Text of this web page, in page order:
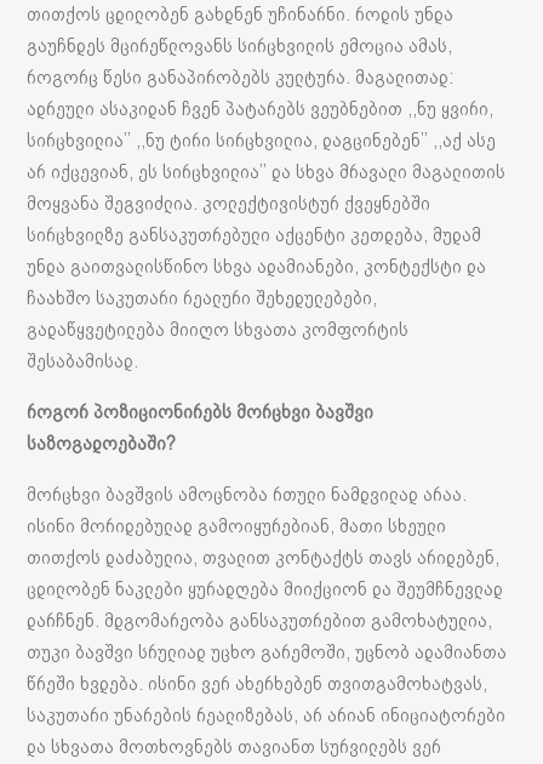
თითქოს ცდილობენ გახდნენ უჩინარნი. როდის უნდა
გაუჩნდეს მცირეწლოვანს სირცხვილის ემოცია ამას,
როგორც წესი განაპირობებს კულტურა. მაგალითად:
ადრეული ასაკიდან ჩვენ პატარებს ვეუბნებით ,,ნუ ყვირი,
სირცხვილია’’ ,,ნუ ტირი სირცხვილია, დაგცინებენ’’ ,,აქ ასე
არ იქცევიან, ეს სირცხვილია’’ და სხვა მრავალი მაგალითის
მოყვანა შეგვიძლია. კოლექტივისტურ ქვეყნებში
სირცხვილზე განსაკუთრებული აქცენტი კეთდება, მუდამ
უნდა გაითვალისწინო სხვა ადამიანები, კონტექსტი და
ჩაახშო საკუთარი რეალური შეხედულებები,
გადაწყვეტილება მიიღო სხვათა კომფორტის
შესაბამისად.
როგორ პოზიციონირებს მორცხვი ბავშვი
საზოგადოებაში?
მორცხვი ბავშვის ამოცნობა რთული ნამდვილად არაა.
ისინი მორიდებულად გამოიყურებიან, მათი სხეული
თითქოს დაძაბულია, თვალით კონტაქტს თავს არიდებენ,
ცდილობენ ნაკლები ყურადღება მიიქციონ და შეუმჩნევლად
დარჩნენ. მდგომარეობა განსაკუთრებით გამოხატულია,
თუკი ბავშვი სრულიად უცხო გარემოში, უცნობ ადამიანთა
წრეში ხვდება. ისინი ვერ ახერხებენ თვითგამოხატვას,
საკუთარი უნარების რეალიზებას, არ არიან ინიციატორები
და სხვათა მოთხოვნებს თავიანთ სურვილებს ვერ